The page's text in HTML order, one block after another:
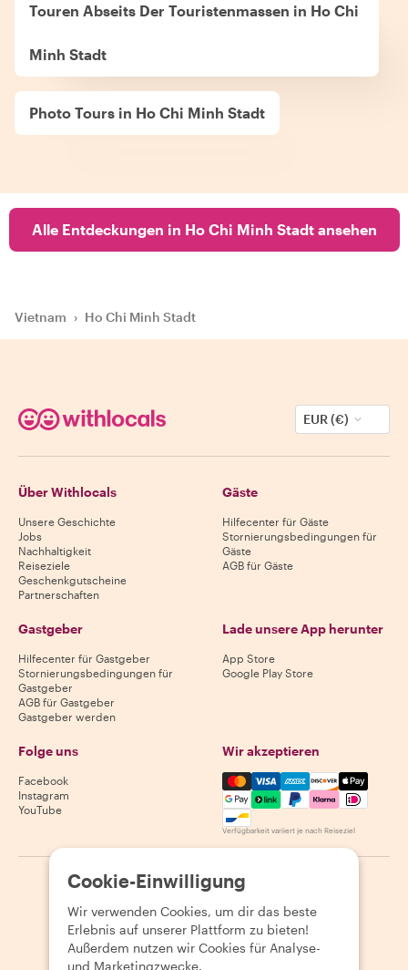
Touren Abseits Der Touristenmassen in Ho Chi
Minh Stadt
Photo Tours in Ho Chi Minh Stadt
Alle Entdeckungen in Ho Chi Minh Stadt ansehen
Vietnam › Ho Chi Minh Stadt
EUR (€)
Über Withlocals
Unsere Geschichte
Jobs
Nachhaltigkeit
Reiseziele
Geschenkgutscheine
Partnerschaften
Gäste
Hilfecenter für Gäste
Stornierungsbedingungen für
Gäste
AGB für Gäste
Gastgeber
Hilfecenter für Gastgeber
Stornierungsbedingungen für
Gastgeber
AGB für Gastgeber
Gastgeber werden
Lade unsere App herunter
App Store
Google Play Store
Folge uns
Facebook
Instagram
YouTube
Wir akzeptieren
Mastercard, Visa, Amex,
Verfügbarkeit variiert je nach Reiseziel
2026 Withlocals.com | Datenschutzerklärung
Seitenübersicht
Cookie-Einwilligung
Wir verwenden Cookies, um dir das beste
Erlebnis auf unserer Plattform zu bieten!
Außerdem nutzen wir Cookies für Analyse-
und Marketingzwecke.